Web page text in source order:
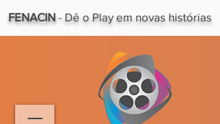
FENACIN- Dê o Play em novas histórias